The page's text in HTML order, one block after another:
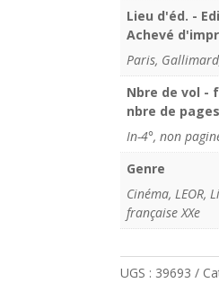
Lieu d'éd. -
Achevé
Paris,
Nbre de vol -
nbre de pages
In-4°, non
Genre
Cinéma, LEOR,
française XXe
UGS : 39693